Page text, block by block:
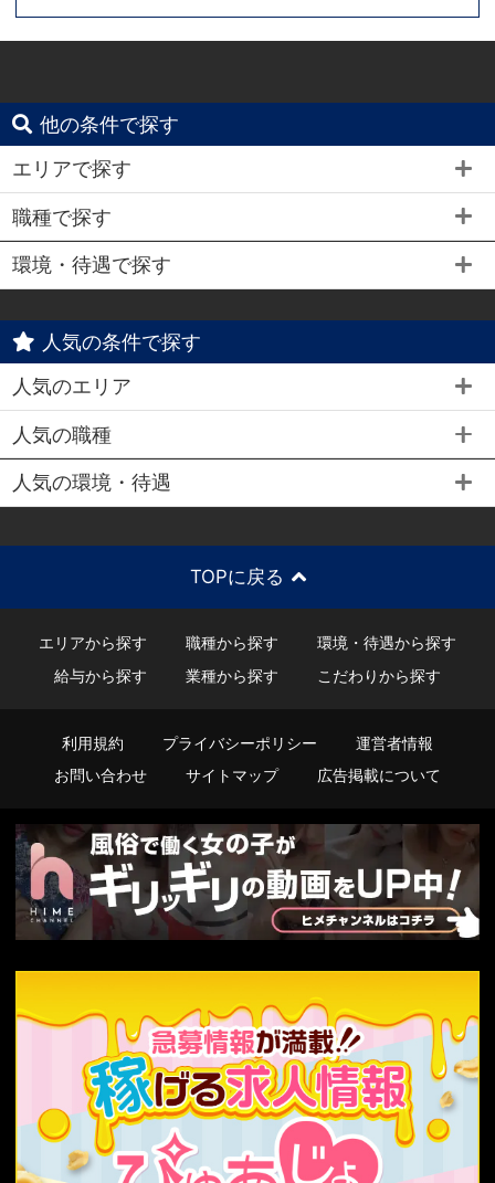
他の条件で探す
エリアで探す
職種で探す
環境・待遇で探す
人気の条件で探す
人気のエリア
人気の職種
人気の環境・待遇
TOPに戻る
エリアから探す 職種から探す
環境・待遇から探す
給与から探す
業種から探す こだわりから探す
利用規約 プライバシーポリシー
運営者情報
お問い合わせ
サイトマップ 広告掲載について